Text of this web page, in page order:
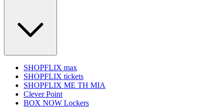
SHOPFLIX max
SHOPFLIX tickets
SHOPFLIX ΜΕ ΤΗ ΜΙΑ
Clever Point
BOX NOW Lockers